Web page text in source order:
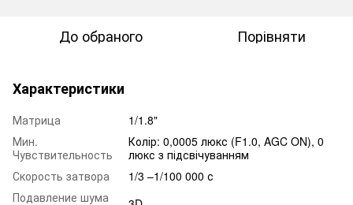
До обраного Порівняти
Характеристики
Матрица
1/1.8"
Мин.
Чувствительность
Колір: 0,0005 люкс (F1.0, AGC ON), 0
люкс з підсвічуванням
Скорость затвора
1/3 –1/100 000 с
Подавление шума